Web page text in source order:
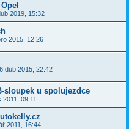
2019, 15:32
2015, 12:26
dub 2015, 22:42
sloupek u spolujezdce
2011, 09:11
2011, 16:44